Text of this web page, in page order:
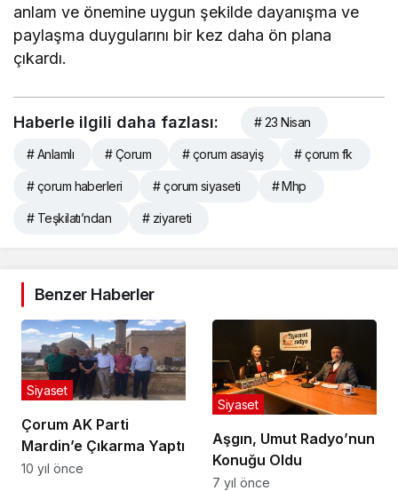
anlam ve önemine uygun şekilde dayanışma ve
paylaşma duygularını bir kez daha ön plana
çıkardı.
Haberle ilgili daha fazlası: # 23 Nisan
# Anlamlı # Çorum # çorum asayiş # çorum fk
# çorum haberleri # çorum siyaseti # Mhp
# Teşkilatı’ndan # ziyareti
Benzer Haberler
Çorum AK Parti
Mardin’e Çıkarma Yaptı
Siyaset
10 yıl önce
Aşgın, Umut Radyo’nun
Konuğu Oldu
Siyaset
7 yıl önce